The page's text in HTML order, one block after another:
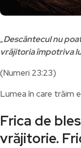
„Descântecul nu
vrăjitoria împotriva
(Numeri 23:23)
Lumea în care trăim
Frica de
vrăjitorie.